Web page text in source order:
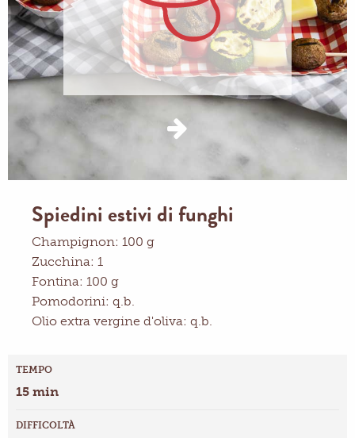
Spiedini estivi di funghi
Champignon: 100 g
Zucchina: 1
Fontina: 100 g
Pomodorini: q.b.
Olio extra vergine d'oliva: q.b.
TEMPO
15 min
DIFFICOLTÀ